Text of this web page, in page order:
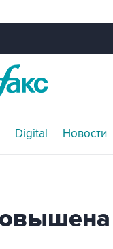
Digital Новости